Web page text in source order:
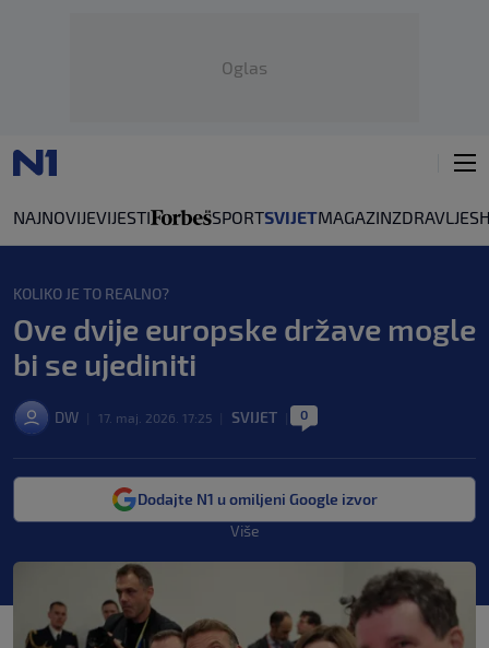
Oglas
NAJNOVIJEVIJESTI SPORTSVIJETMAGAZINZDRAVLJE
KOLIKO JE TO REALNO?
Ove dvije europske države mogle
bi se ujediniti
DW 17. maj. 2026. 17:25 SVIJET 0
Dodajte N1 u omiljeni Google izvor
Više